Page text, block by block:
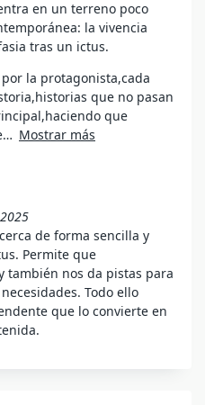
en un terreno poco
la vivencia
tras un ictus.
la protagonista,cada
que no pasan
que
Mostrar más
de forma sencilla y
Permite que
también nos da pistas para
Todo ello
que lo convierte en